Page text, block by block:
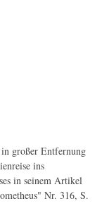
großer Entfernung
ins
in seinem Artikel
Nr. 316, S.